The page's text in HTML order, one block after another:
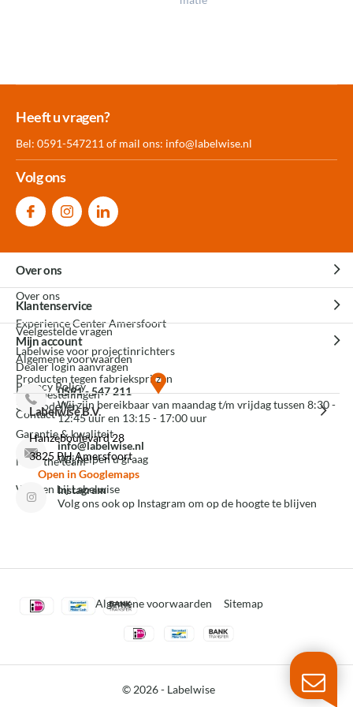
Meer dan 30.000
Heeft u vragen?
Bel: 0591-547211 of mail ons: info@labelwise.nl
Volg ons
Over ons
Over ons
Experience Center Amersfoort
Labelwise voor projectinrichters
Producten tegen fabrieksprijzen
3D modellen
Garantie & kwaliteit
Meet the team
Werken bij Labelwise
Klantenservice
Veelgestelde vragen
Algemene voorwaarden
Privacy Policy
Contact
Mijn account
Dealer login aanvragen
Mijn bestellingen
0591 - 547 211
Wij zijn bereikbaar van maandag t/m vrijdag tussen 8:30 -
12:45 uur en 13:15 - 17:00 uur
info@labelwise.nl
Wij helpen u graag
Instagram
Volg ons ook op Instagram om op de hoogte te blijven
Labelwise B.V.
Hanzeboulevard 28
3825 PH Amersfoort
Open in Googlemaps
© 2026 - Labelwise
Algemene voorwaarden Sitemap